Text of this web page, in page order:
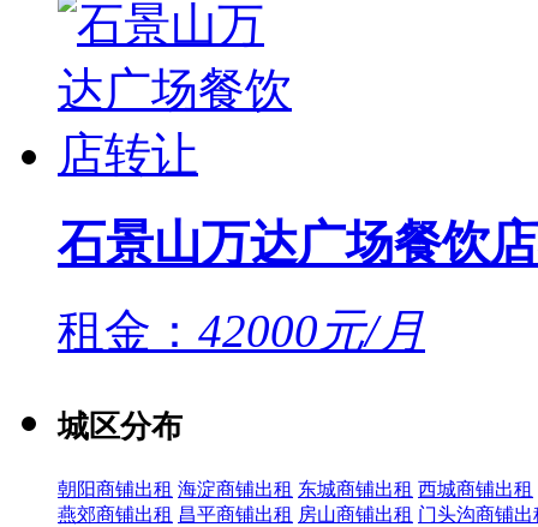
石景山万达广场餐饮
租金： 42000元/月
城区分布
朝阳商铺出租 海淀商铺出租 东城商铺出租 西城商铺出租
燕郊商铺出租 昌平商铺出租 房山商铺出租 门头沟商铺出